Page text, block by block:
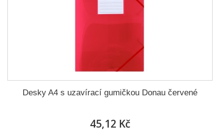
Desky A4 s uzavírací gumičkou Donau červené
45,12 Kč